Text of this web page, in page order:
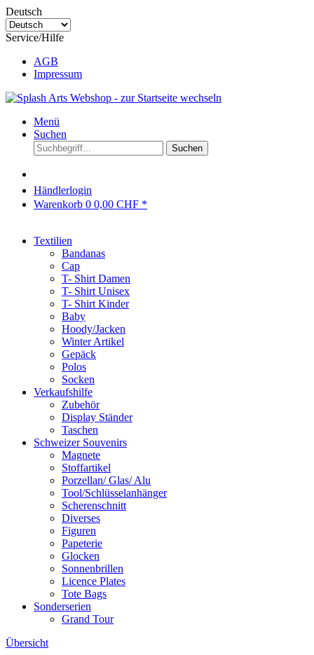
Deutsch
Service/Hilfe
AGB
Impressum
Menü
Suchen
Suchen
Händlerlogin
Warenkorb 0 0,00 CHF *
Textilien
Bandanas
Cap
T- Shirt Damen
T- Shirt Unisex
T- Shirt Kinder
Baby
Hoody/Jacken
Winter Artikel
Gepäck
Polos
Socken
Verkaufshilfe
Zubehör
Display Ständer
Taschen
Schweizer Souvenirs
Magnete
Stoffartikel
Porzellan/ Glas/ Alu
Tool/Schlüsselanhänger
Scherenschnitt
Diverses
Figuren
Papeterie
Glocken
Sonnenbrillen
Licence Plates
Tote Bags
Sonderserien
Grand Tour
Übersicht